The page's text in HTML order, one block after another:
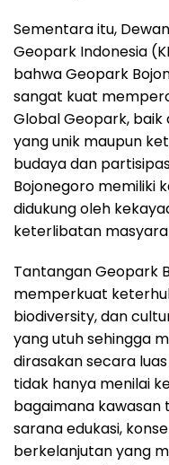
Sementara itu,
Geopark Indonesia
bahwa Geopark
sangat kuat
Global Geopark, baik
yang unik maupun
budaya dan
Bojonegoro memiliki
didukung oleh
keterlibatan
Tantangan Geopark
memperkuat
biodiversity, dan
yang utuh sehingga
dirasakan secara
tidak hanya menilai
bagaimana
sarana edukasi,
berkelanjutan yang